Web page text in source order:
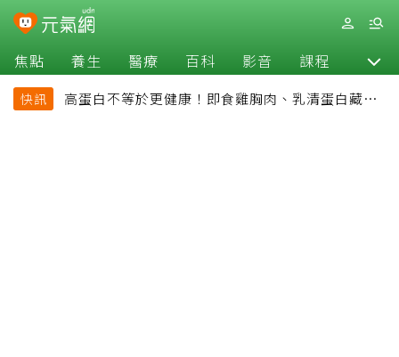
焦點 養生 醫療 百科 影音 課程 退休
快訊
高蛋白不等於更健康！即食雞胸肉、乳清蛋白藏陷